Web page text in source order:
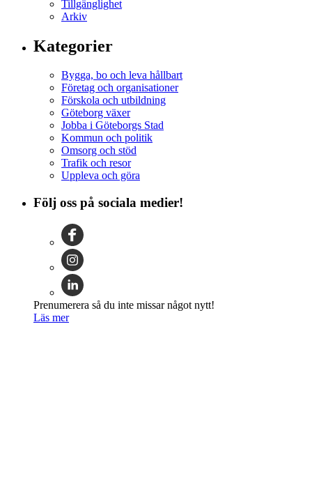
Tillgänglighet
Arkiv
Kategorier
Bygga, bo och leva hållbart
Företag och organisationer
Förskola och utbildning
Göteborg växer
Jobba i Göteborgs Stad
Kommun och politik
Omsorg och stöd
Trafik och resor
Uppleva och göra
Följ oss på sociala medier!
Prenumerera så du inte missar något nytt!
Läs mer